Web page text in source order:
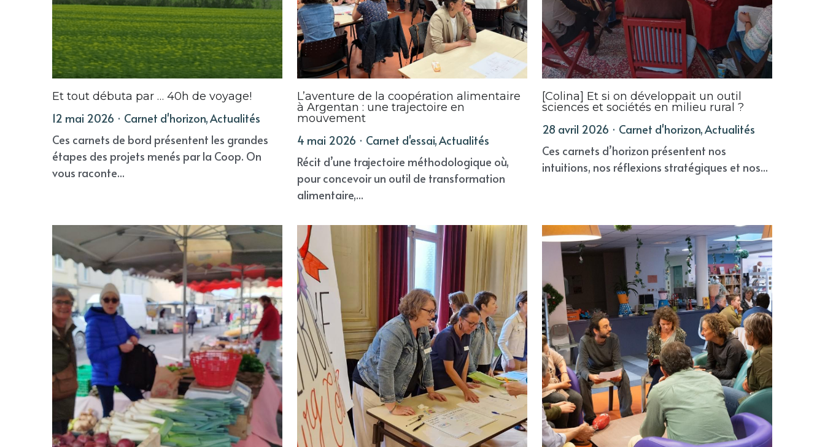
Et tout débuta par … 40h de voyage!
12 mai 2026 · Carnet d'horizon,Actualités
Ces carnets de bord présentent les grandes
étapes des projets menés par la Coop. On
vous raconte...
L’aventure de la coopération alimentaire
à Argentan : une trajectoire en
mouvement
4 mai 2026 · Carnet d'essai,Actualités
Récit d’une trajectoire méthodologique où,
pour concevoir un outil de transformation
alimentaire,...
[Colina] Et si on développait un outil
sciences et sociétés en milieu rural ?
28 avril 2026 · Carnet d'horizon,Actualités
Ces carnets d’horizon présentent nos
intuitions, nos réflexions stratégiques et nos...